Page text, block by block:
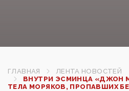
ГЛАВНАЯ
ЛЕНТА НОВОСТЕЙ
ВНУТРИ ЭСМИНЦА «ДЖОН
ТЕЛА МОРЯКОВ, ПРОПАВШИХ